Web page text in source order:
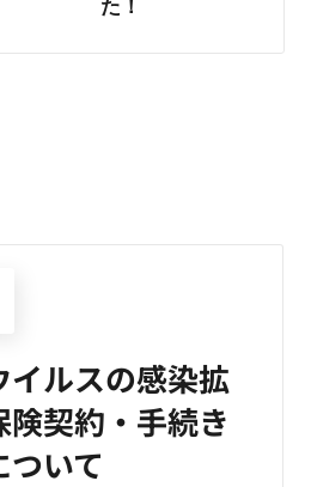
た！
ルスの感染拡
契約・手続き
いて